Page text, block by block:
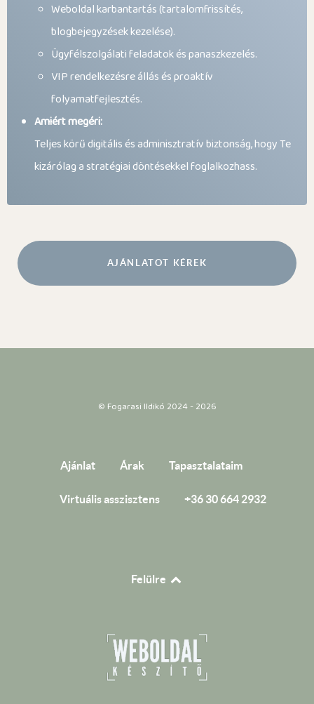
Weboldal karbantartás (tartalomfrissítés,
blogbejegyzések kezelése).
Ügyfélszolgálati feladatok és panaszkezelés.
VIP rendelkezésre állás és proaktív
folyamatfejlesztés.
Amiért megéri:
Teljes körű digitális és adminisztratív biztonság, hogy Te
kizárólag a stratégiai döntésekkel foglalkozhass.
AJÁNLATOT KÉREK
© Fogarasi Ildikó 2024 - 2026
Ajánlat Árak Tapasztalataim
Virtuális asszisztens +36 30 664 2932
Felülre